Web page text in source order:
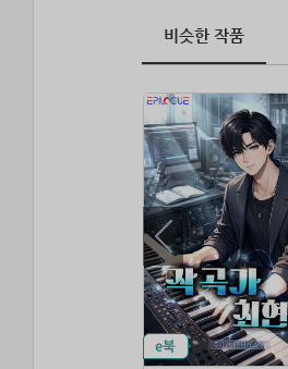
비슷한 작품